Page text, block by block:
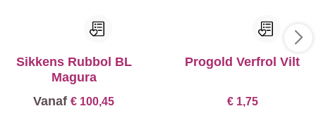
Sikkens Rubbol BL
Magura
Vanaf € 100,45
Progold Verfrol Vilt
€ 1,75